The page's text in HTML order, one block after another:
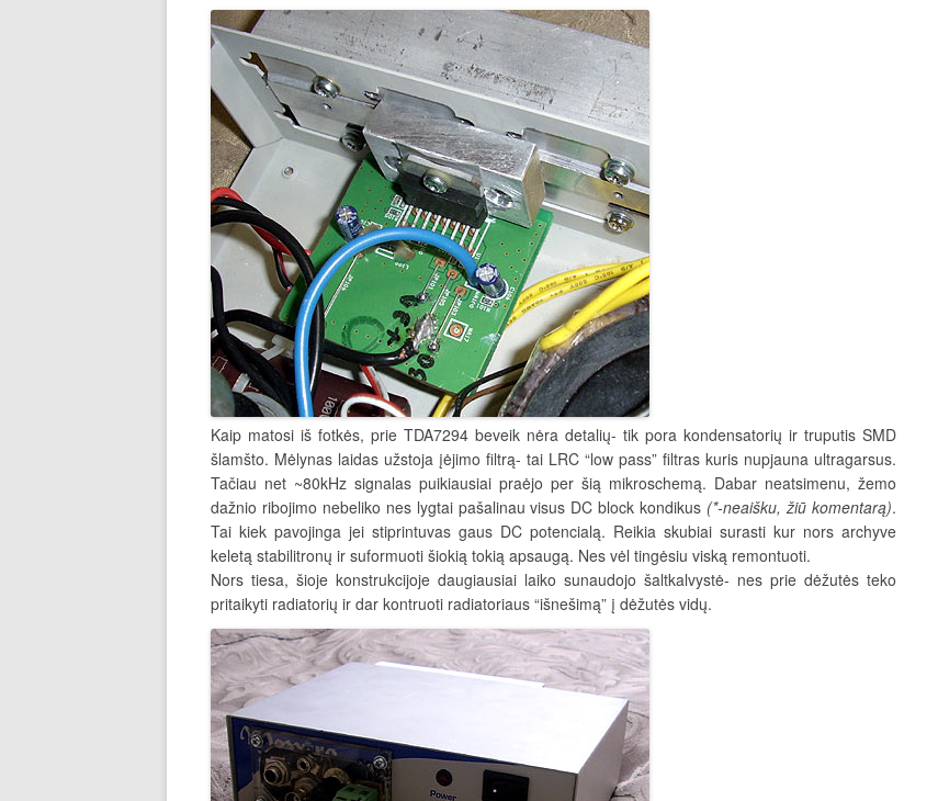
Kaip matosi iš fotkės, prie TDA7294 beveik nėra detalių- tik pora kondensatorių ir truputis SMD
šlamšto. Mėlynas laidas užstoja įėjimo filtrą- tai LRC “low pass” filtras kuris nupjauna ultragarsus.
Tačiau net ~80kHz signalas puikiausiai praėjo per šią mikroschemą. Dabar neatsimenu, žemo
dažnio ribojimo nebeliko nes lygtai pašalinau visus DC block kondikus (*-neaišku, žiū komentarą).
Tai kiek pavojinga jei stiprintuvas gaus DC potencialą. Reikia skubiai surasti kur nors archyve
keletą stabilitronų ir suformuoti šiokią tokią apsaugą. Nes vėl tingėsiu viską remontuoti.
Nors tiesa, šioje konstrukcijoje daugiausiai laiko sunaudojo šaltkalvystė- nes prie dėžutės teko
pritaikyti radiatorių ir dar kontruoti radiatoriaus “išnešimą” į dėžutės vidų.